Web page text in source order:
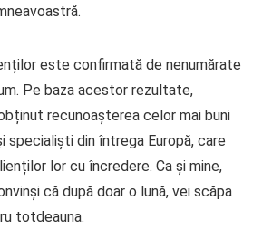
este confirmată de nenumărate
Pe baza acestor rezultate,
recunoașterea celor mai buni
specialiști din întrega Europă, care
lor cu încredere. Ca și mine,
că după doar o lună, vei scăpa
totdeauna.